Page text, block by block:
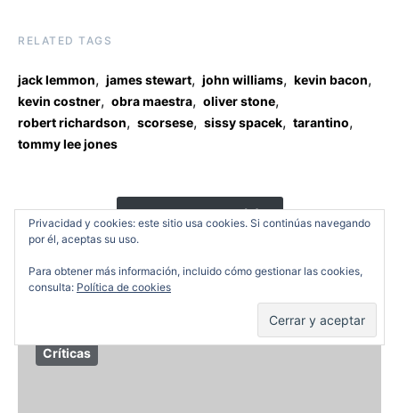
RELATED TAGS
jack lemmon, james stewart, john williams, kevin bacon,
kevin costner, obra maestra, oliver stone,
robert richardson, scorsese, sissy spacek, tarantino,
tommy lee jones
View Comments (3)
YOU MAY ALSO LIKE
Críticas
Privacidad y cookies: este sitio usa cookies. Si continúas navegando
por él, aceptas su uso.
Para obtener más información, incluido cómo gestionar las cookies,
consulta: Política de cookies